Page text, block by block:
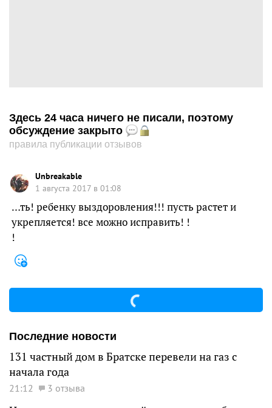
Здесь 24 часа ничего не писали, поэтому
обсуждение закрыто
правила публикации отзывов
Unbreakable
1 августа 2017 в 01:08
…ть! ребенку выздоровления!!! пусть растет и
укрепляется! все можно исправить! !
!
Последние новости
131 частный дом в Братске перевели на газ с
начала года
21:12 3 отзыва